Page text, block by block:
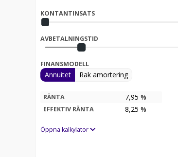
KONTANTINSATS
AVBETALNINGSTID
FINANSMODELL
Annuitet Rak amortering
RÄNTA 7,95 %
EFFEKTIV RÄNTA 8,25 %
Öppna kalkylator